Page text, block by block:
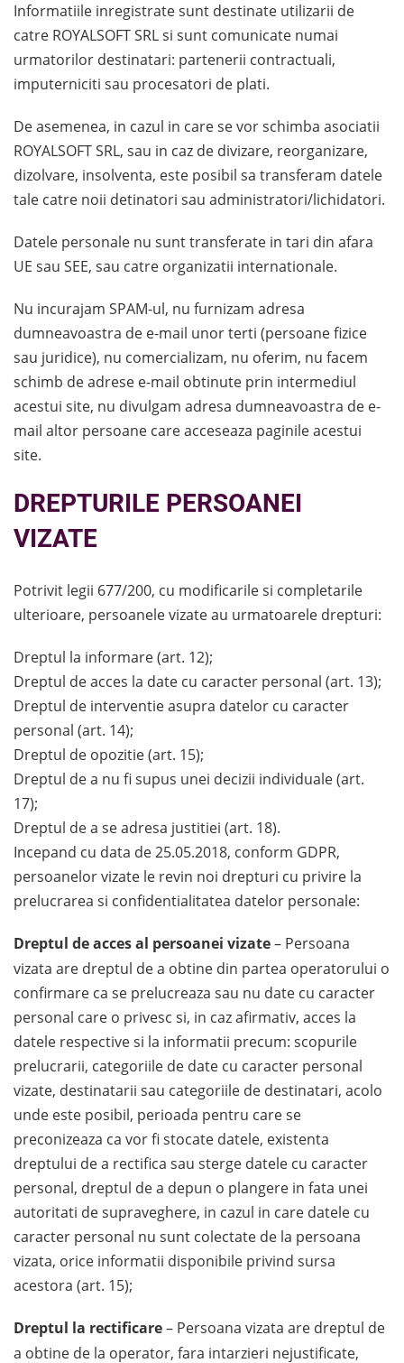
Informatiile inregistrate sunt destinate utilizarii de
catre ROYALSOFT SRL si sunt comunicate numai
urmatorilor destinatari: partenerii contractuali,
imputerniciti sau procesatori de plati.
De asemenea, in cazul in care se vor schimba asociatii
ROYALSOFT SRL, sau in caz de divizare, reorganizare,
dizolvare, insolventa, este posibil sa transferam datele
tale catre noii detinatori sau administratori/lichidatori.
Datele personale nu sunt transferate in tari din afara
UE sau SEE, sau catre organizatii internationale.
Nu incurajam SPAM-ul, nu furnizam adresa
dumneavoastra de e-mail unor terti (persoane fizice
sau juridice), nu comercializam, nu oferim, nu facem
schimb de adrese e-mail obtinute prin intermediul
acestui site, nu divulgam adresa dumneavoastra de e-
mail altor persoane care acceseaza paginile acestui
site.
DREPTURILE PERSOANEI
VIZATE
Potrivit legii 677/200, cu modificarile si completarile
ulterioare, persoanele vizate au urmatoarele drepturi:
Dreptul la informare (art. 12);
Dreptul de acces la date cu caracter personal (art. 13);
Dreptul de interventie asupra datelor cu caracter
personal (art. 14);
Dreptul de opozitie (art. 15);
Dreptul de a nu fi supus unei decizii individuale (art.
17);
Dreptul de a se adresa justitiei (art. 18).
Incepand cu data de 25.05.2018, conform GDPR,
persoanelor vizate le revin noi drepturi cu privire la
prelucrarea si confidentialitatea datelor personale:
Dreptul de acces al persoanei vizate– Persoana
vizata are dreptul de a obtine din partea operatorului o
confirmare ca se prelucreaza sau nu date cu caracter
personal care o privesc si, in caz afirmativ, acces la
datele respective si la informatii precum: scopurile
prelucrarii, categoriile de date cu caracter personal
vizate, destinatarii sau categoriile de destinatari, acolo
unde este posibil, perioada pentru care se
preconizeaza ca vor fi stocate datele, existenta
dreptului de a rectifica sau sterge datele cu caracter
personal, dreptul de a depun o plangere in fata unei
autoritati de supraveghere, in cazul in care datele cu
caracter personal nu sunt colectate de la persoana
vizata, orice informatii disponibile privind sursa
acestora (art. 15);
Dreptul la rectificare– Persoana vizata are dreptul de
a obtine de la operator, fara intarzieri nejustificate,